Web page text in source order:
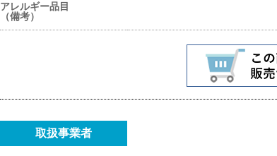
アレルギー品目
（備考）
取扱事業者